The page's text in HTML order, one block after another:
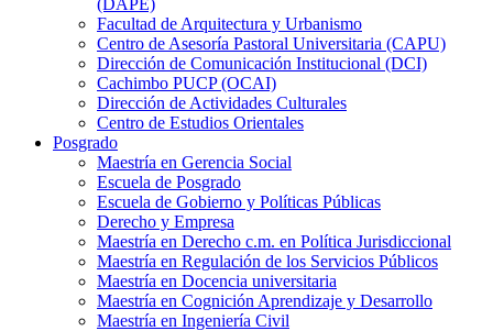
(DAPE)
Facultad de Arquitectura y Urbanismo
Centro de Asesoría Pastoral Universitaria (CAPU)
Dirección de Comunicación Institucional (DCI)
Cachimbo PUCP (OCAI)
Dirección de Actividades Culturales
Centro de Estudios Orientales
Posgrado
Maestría en Gerencia Social
Escuela de Posgrado
Escuela de Gobierno y Políticas Públicas
Derecho y Empresa
Maestría en Derecho c.m. en Política Jurisdiccional
Maestría en Regulación de los Servicios Públicos
Maestría en Docencia universitaria
Maestría en Cognición Aprendizaje y Desarrollo
Maestría en Ingeniería Civil